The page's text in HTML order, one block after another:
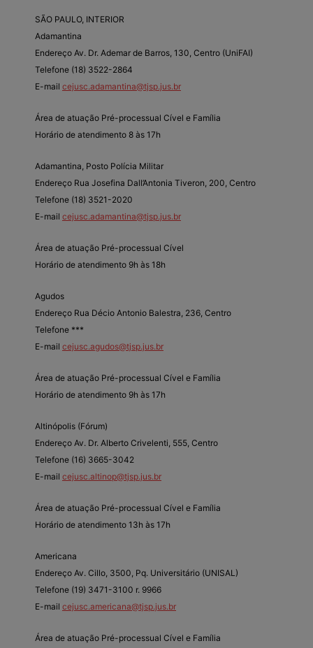
SÃO PAULO, INTERIOR
Adamantina
Endereço Av. Dr. Ademar de Barros, 130, Centro (UniFAI)
Telefone (18) 3522-2864
E-mail cejusc.adamantina@tjsp.jus.br
Área de atuação Pré-processual Cível e Família
Horário de atendimento 8 às 17h
Adamantina, Posto Polícia Militar
Endereço Rua Josefina Dall’Antonia Tiveron, 200, Centro
Telefone (18) 3521-2020
E-mail cejusc.adamantina@tjsp.jus.br
Área de atuação Pré-processual Cível
Horário de atendimento 9h às 18h
Agudos
Endereço Rua Décio Antonio Balestra, 236, Centro
Telefone ***
E-mail cejusc.agudos@tjsp.jus.br
Área de atuação Pré-processual Cível e Família
Horário de atendimento 9h às 17h
Altinópolis (Fórum)
Endereço Av. Dr. Alberto Crivelenti, 555, Centro
Telefone (16) 3665-3042
E-mail cejusc.altinop@tjsp.jus.br
Área de atuação Pré-processual Cível e Família
Horário de atendimento 13h às 17h
Americana
Endereço Av. Cillo, 3500, Pq. Universitário (UNISAL)
Telefone (19) 3471-3100 r. 9966
E-mail cejusc.americana@tjsp.jus.br
Área de atuação Pré-processual Cível e Família